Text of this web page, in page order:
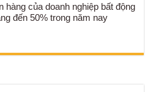
hàng của doanh nghiệp bất động
đến 50% trong năm nay